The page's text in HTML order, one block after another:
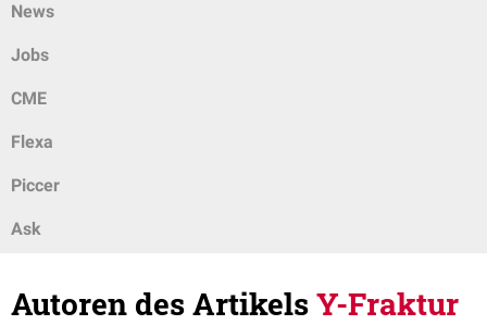
News
Jobs
CME
Flexa
Piccer
Ask
Autoren des ArtikelsY-Fraktur